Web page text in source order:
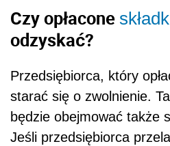
Czy opłacone
odzyskać?
Przedsiębiorca, który
starać się o zwolnienie.
będzie obejmować także
Jeśli przedsiębiorca